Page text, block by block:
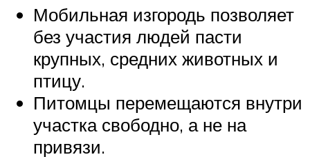
Мобильная изгородь позволяет
без участия людей пасти
крупных, средних животных и
птицу.
Питомцы перемещаются внутри
участка свободно, а не на
привязи.